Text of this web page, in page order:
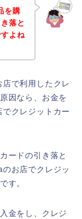
を購
落と
よね
で利用したクレ
因なら、お金を
クレジットカー
ードの引き落と
お店でクレジッ
す。
金をし、クレジ